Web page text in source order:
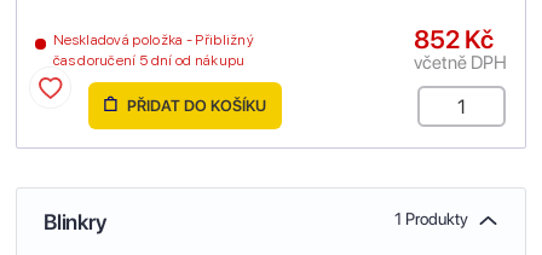
Neskladová položka - Přibližný
čas doručení 5 dní od nákupu
852 Kč
včetně DPH
PŘIDAT DO KOŠÍKU
Blinkry 1 Produkty